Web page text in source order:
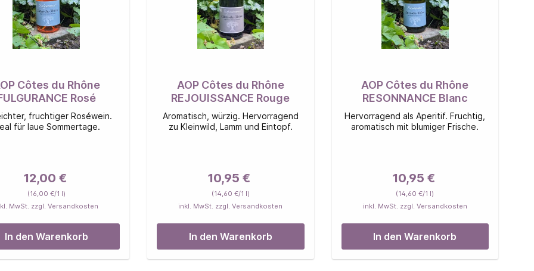
Côtes du Rhône
Rosé
fruchtiger Roséwein.
für laue Sommertage.
12,00 €
(16,00 €/1 l)
MwSt. zzgl. Versandkosten
In den Warenkorb
AOP Côtes du Rhône
REJOUISSANCE Rouge
Aromatisch, würzig. Hervorragend
zu Kleinwild, Lamm und Eintopf.
10,95 €
(14,60 €/1 l)
inkl. MwSt. zzgl. Versandkosten
In den Warenkorb
AOP Côtes du Rhône
RESONNANCE Blanc
Hervorragend als Aperitif. Fruchtig,
aromatisch mit blumiger Frische.
10,95 €
(14,60 €/1 l)
inkl. MwSt. zzgl. Versandkosten
In den Warenkorb